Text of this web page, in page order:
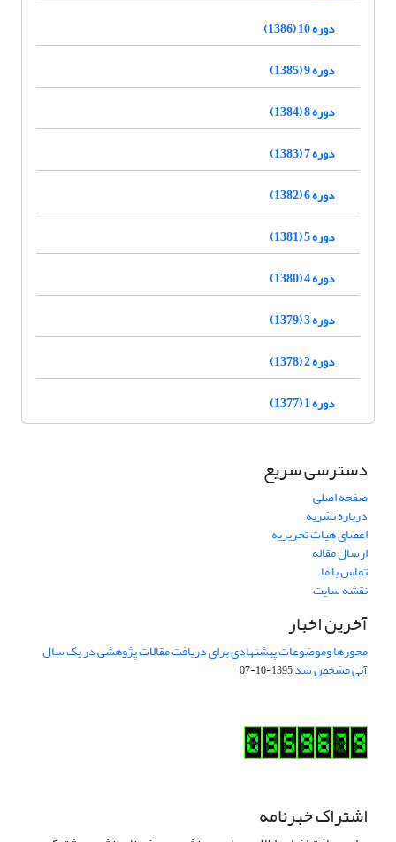
دوره 10 (1386)
دوره 9 (1385)
دوره 8 (1384)
دوره 7 (1383)
دوره 6 (1382)
دوره 5 (1381)
دوره 4 (1380)
دوره 3 (1379)
دوره 2 (1378)
دوره 1 (1377)
دسترسی سریع
صفحه اصلی
درباره نشریه
اعضای هیات تحریریه
ارسال مقاله
تماس با ما
نقشه سایت
آخرین اخبار
محورها وموضوعات پیشنهادی برای دریافت مقالات پژوهشی در یک سال
آتی مشخص شد1395-10-07
اشتراک خبرنامه